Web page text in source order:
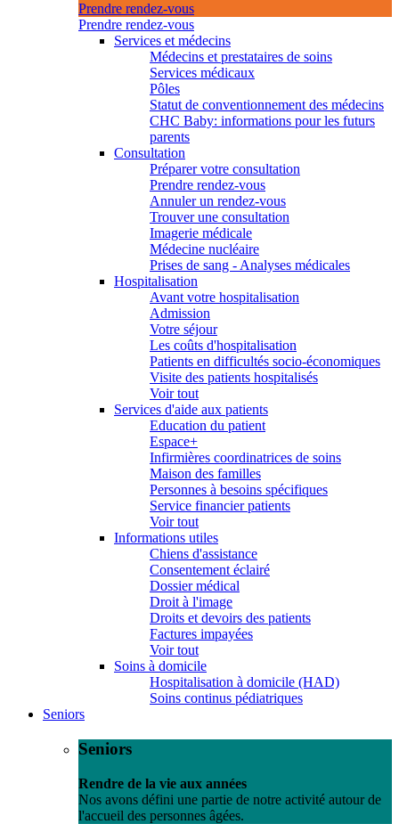
Prendre rendez-vous
Prendre rendez-vous
Services et médecins
Médecins et prestataires de soins
Services médicaux
Pôles
Statut de conventionnement des médecins
CHC Baby: informations pour les futurs
parents
Consultation
Préparer votre consultation
Prendre rendez-vous
Annuler un rendez-vous
Trouver une consultation
Imagerie médicale
Médecine nucléaire
Prises de sang - Analyses médicales
Hospitalisation
Avant votre hospitalisation
Admission
Votre séjour
Les coûts d'hospitalisation
Patients en difficultés socio-économiques
Visite des patients hospitalisés
Voir tout
Services d'aide aux patients
Education du patient
Espace+
Infirmières coordinatrices de soins
Maison des familles
Personnes à besoins spécifiques
Service financier patients
Voir tout
Informations utiles
Chiens d'assistance
Consentement éclairé
Dossier médical
Droit à l'image
Droits et devoirs des patients
Factures impayées
Voir tout
Soins à domicile
Hospitalisation à domicile (HAD)
Soins continus pédiatriques
Seniors
Seniors
Rendre de la vie aux années
Nos avons défini une partie de notre activité autour de
l'accueil des personnes âgées.